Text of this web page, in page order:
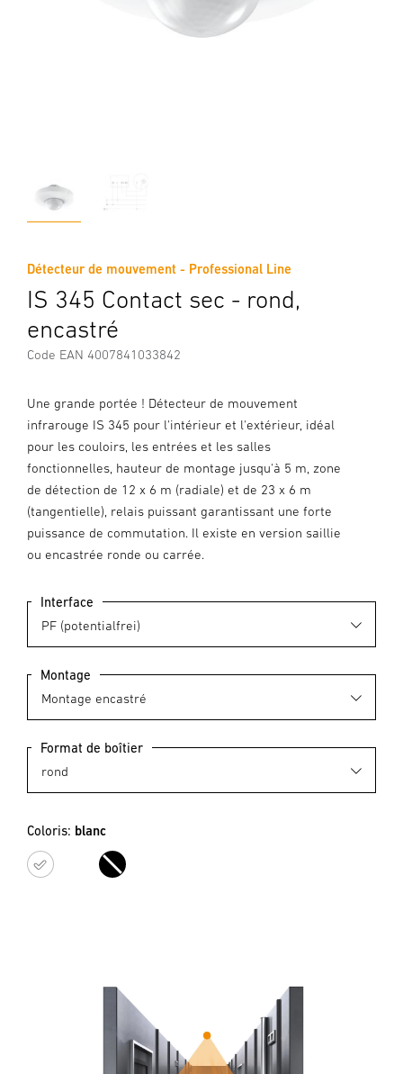
Détecteur de mouvement - Professional Line
IS 345 Contact sec - rond,
encastré
Code EAN 4007841033842
Une grande portée ! Détecteur de mouvement
infrarouge IS 345 pour l'intérieur et l'extérieur, idéal
pour les couloirs, les entrées et les salles
fonctionnelles, hauteur de montage jusqu'à 5 m, zone
de détection de 12 x 6 m (radiale) et de 23 x 6 m
(tangentielle), relais puissant garantissant une forte
puissance de commutation. Il existe en version saillie
ou encastrée ronde ou carrée.
Interface
Montage
Format de boîtier
Coloris: blanc
blanc noir